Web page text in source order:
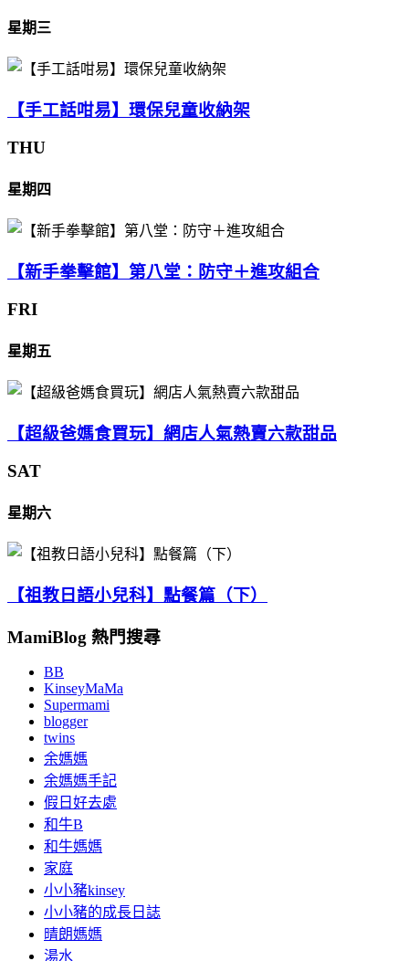
星期三
【手工話咁易】環保兒童收納架
THU
星期四
【新手拳擊館】第八堂：防守＋進攻組合
FRI
星期五
【超級爸媽食買玩】網店人氣熱賣六款甜品
SAT
星期六
【祖教日語小兒科】點餐篇（下）
MamiBlog 熱門搜尋
BB
KinseyMaMa
Supermami
blogger
twins
余媽媽
余媽媽手記
假日好去處
和牛B
和牛媽媽
家庭
小小豬kinsey
小小豬的成長日誌
晴朗媽媽
湯水